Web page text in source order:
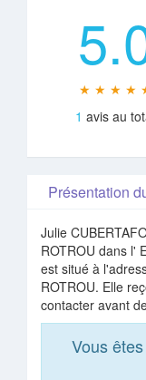
★ ★ ★ ★
1 avis au
Présentation
Julie
ROTROU dans l'
est situé à
ROTROU. Elle
contacter avant
Vous